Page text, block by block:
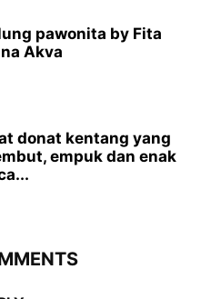
pawonita by Fita
Akva
donat kentang yang
empuk dan enak